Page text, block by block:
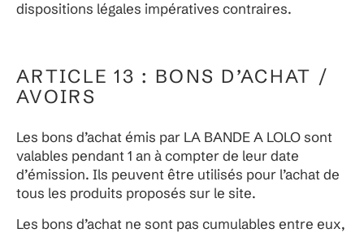
dispositions légales impératives contraires.
ARTICLE 13 : BONS D’ACHAT /
AVOIRS
Les bons d’achat émis par LA BANDE A LOLO sont
valables pendant 1 an à compter de leur date
d’émission. Ils peuvent être utilisés pour l’achat de
tous les produits proposés sur le site.
Les bons d’achat ne sont pas cumulables entre eux,